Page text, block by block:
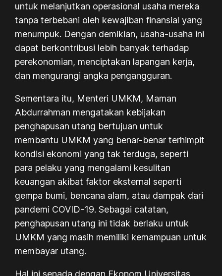
untuk melanjutkan operasional usaha mereka
tanpa terbebani oleh kewajiban finansial yang
menumpuk. Dengan demikian, usaha-usaha ini
dapat berkontribusi lebih banyak terhadap
perekonomian, menciptakan lapangan kerja,
dan mengurangi angka pengangguran.
Sementara itu, Menteri UMKM, Maman
Abdurrahman mengatakan kebijakan
penghapusan utang bertujuan untuk
membantu UMKM yang benar-benar terhimpit
kondisi ekonomi yang tak terduga, seperti
para pelaku yang mengalami kesulitan
keuangan akibat faktor eksternal seperti
gempa bumi, bencana alam, atau dampak dari
pandemi COVID-19. Sebagai catatan,
penghapusan utang ini tidak berlaku untuk
UMKM yang masih memiliki kemampuan untuk
membayar utang.
Hal ini senada dengan Ekonom Universitas